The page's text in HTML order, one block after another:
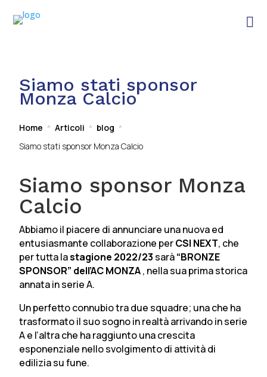

Siamo stati sponsor
Monza Calcio
Home ^ Articoli ^ blog ^
Siamo stati sponsor Monza Calcio
Siamo sponsor Monza
Calcio
Abbiamo il piacere di annunciare una nuova ed
entusiasmante collaborazione perCSI NEXT, che
per tutta lastagione 2022/23sarà“BRONZE
SPONSOR” dell’AC MONZA, nella sua prima storica
annata in serie A.
Un perfetto connubio tra due squadre; una che ha
trasformato il suo sogno in realtà arrivando in serie
A e l’altra che ha raggiunto una crescita
esponenziale nello svolgimento di attività di
edilizia su fune.